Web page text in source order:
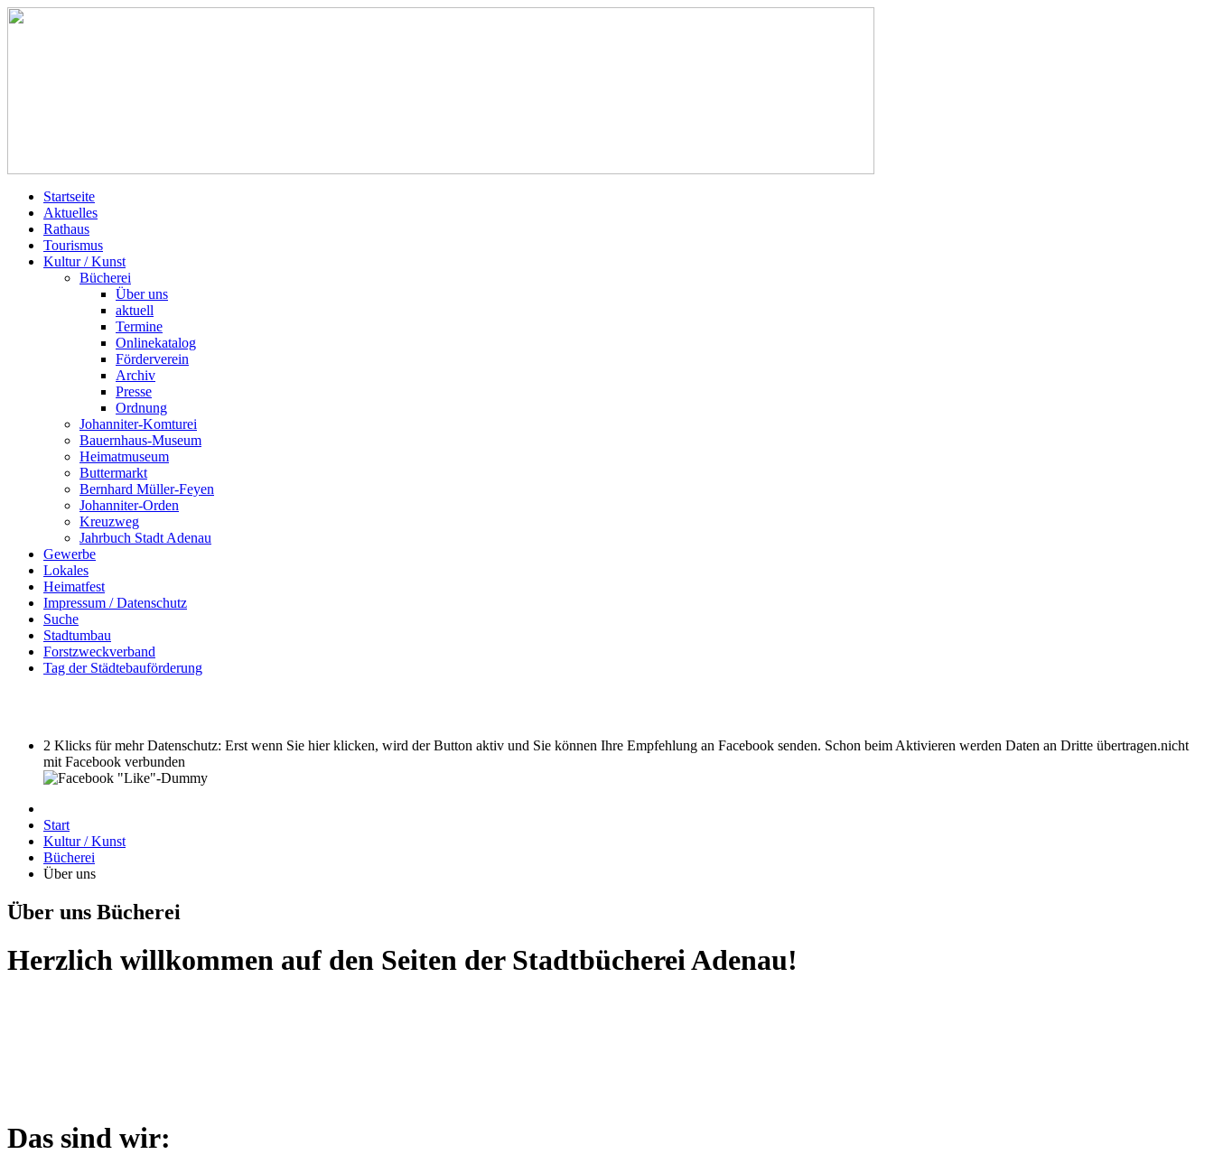
Startseite
Aktuelles
Rathaus
Tourismus
Kultur / Kunst
Bücherei
Über uns
aktuell
Termine
Onlinekatalog
Förderverein
Archiv
Presse
Ordnung
Johanniter-Komturei
Bauernhaus-Museum
Heimatmuseum
Buttermarkt
Bernhard Müller-Feyen
Johanniter-Orden
Kreuzweg
Jahrbuch Stadt Adenau
Gewerbe
Lokales
Heimatfest
Impressum / Datenschutz
Suche
Stadtumbau
Forstzweckverband
Tag der Städtebauförderung
2 Klicks für mehr Datenschutz: Erst wenn Sie hier klicken, wird der Button aktiv und Sie können Ihre Empfehlung an Facebook senden. Schon beim Aktivieren werden Daten an Dritte übertragen.nicht
mit Facebook verbunden
Start
Kultur / Kunst
Bücherei
Über uns
Über uns Bücherei
Herzlich willkommen auf den Seiten der Stadtbücherei Adenau!
Das sind wir: